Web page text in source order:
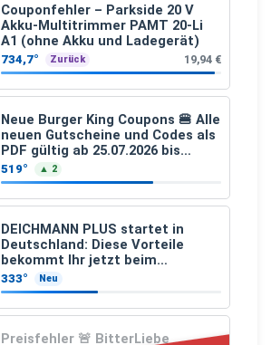
Couponfehler – Parkside 20 V
Akku-Multitrimmer PAMT 20-Li
A1 (ohne Akku und Ladegerät)
734,7° Zurück 19,94 €
Neue Burger King Coupons 🍔 Alle
neuen Gutscheine und Codes als
PDF gültig ab 25.07.2026 bis
04.09.2026
519° ▲ 2
DEICHMANN PLUS startet in
Deutschland: Diese Vorteile
bekommt Ihr jetzt beim
Schuhkauf
333° Neu
Preisfehler 🚨 BitterLiebe